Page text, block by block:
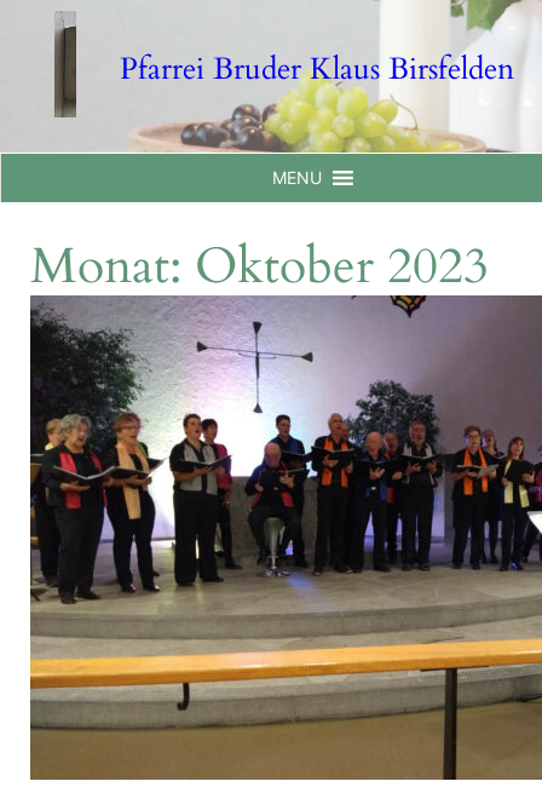
Pfarrei Bruder Klaus Birsfelden
MENU
Monat: Oktober 2023